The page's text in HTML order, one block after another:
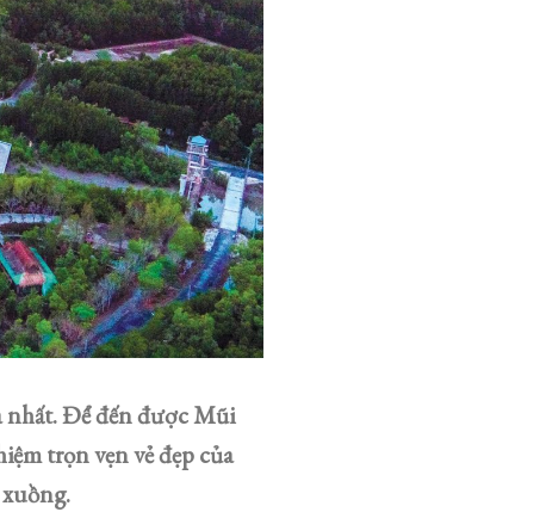
nhất. Để đến được Mũi
trọn vẹn vẻ đẹp của